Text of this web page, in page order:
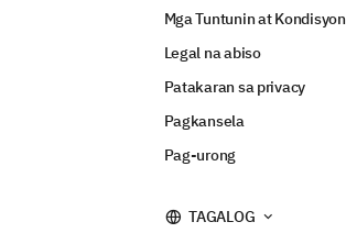
Mga Tuntunin at Kondisyon
Legal na abiso
Patakaran sa privacy
Pagkansela
Pag-urong
TAGALOG